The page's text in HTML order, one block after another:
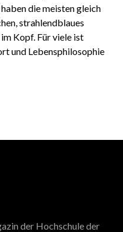
die meisten gleich
strahlendblaues
Kopf. Für viele ist
und Lebensphilosophie
der Hochschule der